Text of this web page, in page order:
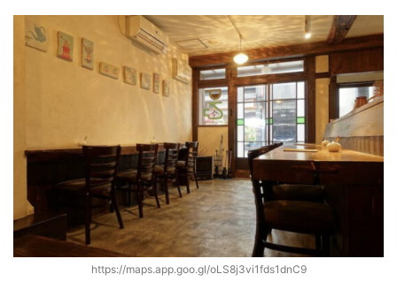
https://maps.app.goo.gl/oLS8j3vi1fds1dnC9